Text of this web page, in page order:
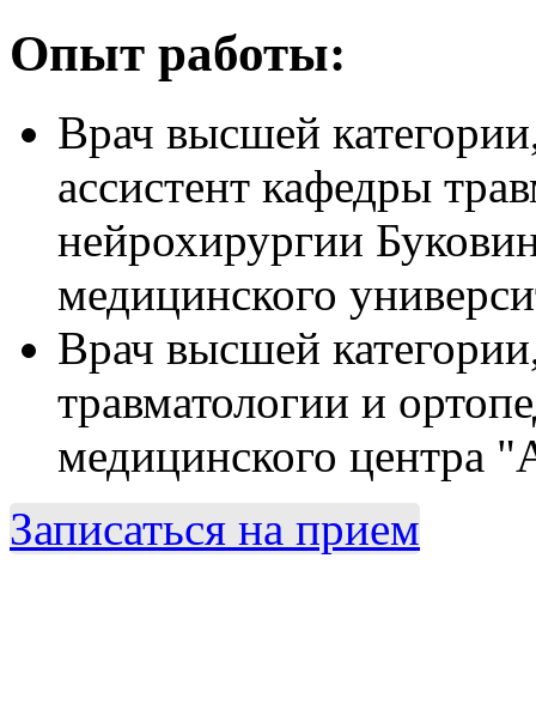
Опыт работы:
Врач высшей
ассистент кафедры
нейрохирургии
медицинского
Врач высшей
травматологии и
медицинского центра
Записаться на прием